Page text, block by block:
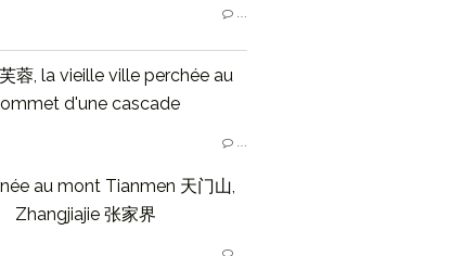
蓉, la vieille ville perchée au
d'une cascade
au mont Tianmen 天门山,
Zhangjiajie 张家界